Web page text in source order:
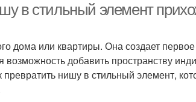
в стильный элемент
дома или квартиры. Она создает
возможность добавить пространству
нишу в стильный элемент,